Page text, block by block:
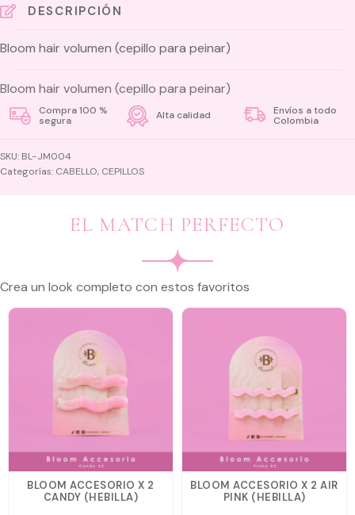
(cepillo
peinar)
DESCRIPCIÓN
Bloom hair volumen (cepillo para peinar)
Bloom hair volumen (cepillo para peinar)
Compra 100 %
segura
Alta calidad
Envíos a todo
Colombia
SKU: BL-JM004
Categorías: CABELLO, CEPILLOS
EL MATCH PERFECTO
Crea un look completo con estos favoritos
BLOOM ACCESORIO X 2
CANDY (HEBILLA)
BLOOM ACCESORIO X 2 AIR
PINK (HEBILLA)